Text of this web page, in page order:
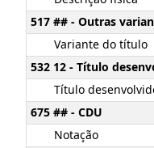
517 ## - Outras
Variante do título
532 12 - Título
Título
675 ## - CDU
Notação